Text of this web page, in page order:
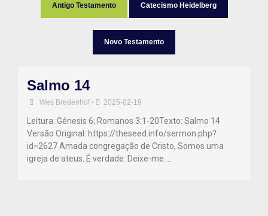
Antigo Testamento Catecismo Heidelberg
Novo Testamento
Salmo 14
Wes Bredenhof • 2025-02-19
Leitura: Gênesis 6; Romanos 3:1-20Texto: Salmo 14
Versão Original: https://theseed.info/sermon.php?
id=2627 Amada congregação de Cristo, Somos uma
igreja de ateus. É verdade. Deixe-me …